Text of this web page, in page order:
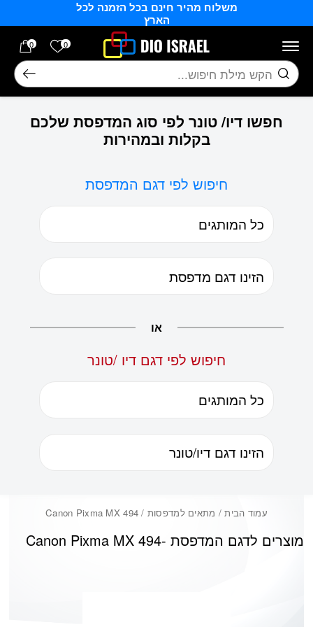
משלוח מהיר חינם בכל הזמנה לכל
הארץ
0 הרשימה
0
חיפוש
חפשו דיו/ טונר לפי סוג המדפסת שלכם
בקלות ובמהירות
חיפוש לפי דגם המדפסת
או
חיפוש לפי דגם דיו /טונר
עמוד הבית/ מתאים למדפסות / Canon Pixma MX 494
Canon Pixma MX 494מוצרים לדגם המדפסת -